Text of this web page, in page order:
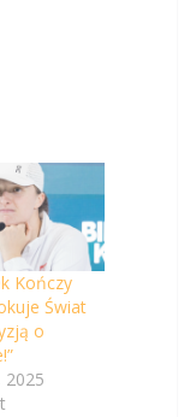
Kończy
Świat
o
2025